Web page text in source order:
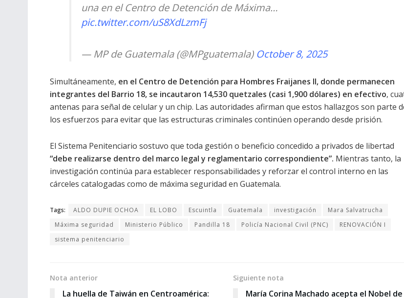
una en el Centro de Detención de Máxima…
pic.twitter.com/uS8XdLzmFj
— MP de Guatemala (@MPguatemala) October 8, 2025
Simultáneamente, en el Centro de Detención para Hombres Fraijanes II, donde permanecen
integrantes del Barrio 18, se incautaron 14,530 quetzales (casi 1,900 dólares) en efectivo,
antenas para señal de celular y un chip. Las autoridades afirman que estos hallazgos son parte
los esfuerzos para evitar que las estructuras criminales continúen operando desde prisión.
El Sistema Penitenciario sostuvo que toda gestión o beneficio concedido a privados de libertad
“debe realizarse dentro del marco legal y reglamentario correspondiente”. Mientras tanto, la
investigación continúa para establecer responsabilidades y reforzar el control interno en las
cárceles catalogadas como de máxima seguridad en Guatemala.
Tags: ALDO DUPIE OCHOA EL LOBO Escuintla Guatemala investigación
Mara Salvatrucha
Máxima seguridad
Ministerio Público Pandilla 18 Policía Nacional Civil (PNC)
RENOVACIÓN I
sistema penitenciario
Nota anterior
La huella de Taiwán en Centroamérica:
Siguiente nota
María Corina Machado acepta el Nobel de